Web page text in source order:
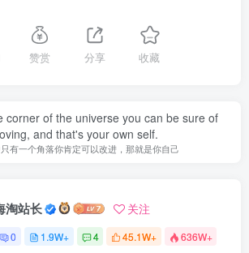
赞赏 分享 收藏
corner of the universe you can be sure of
and that's your own self.
有一个角落你肯定可以改进，那就是你自己
淘站长 关注
0 1.9W+ 4 45.1W+ 636W+